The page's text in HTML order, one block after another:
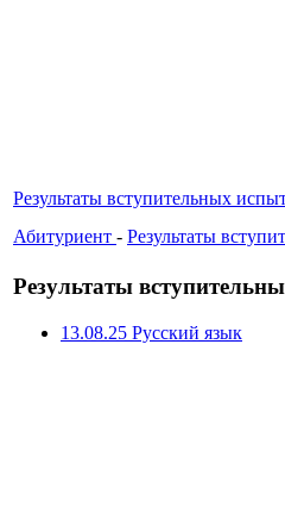
Результаты вступительных
Абитуриент - Результаты
Результаты
13.08.25 Русский язык